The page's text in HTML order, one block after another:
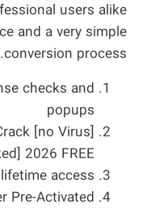
users alike
and a very simple
conversion process.
checks and
popups
[no Virus]
2026 FREE
access
Pre-Activated